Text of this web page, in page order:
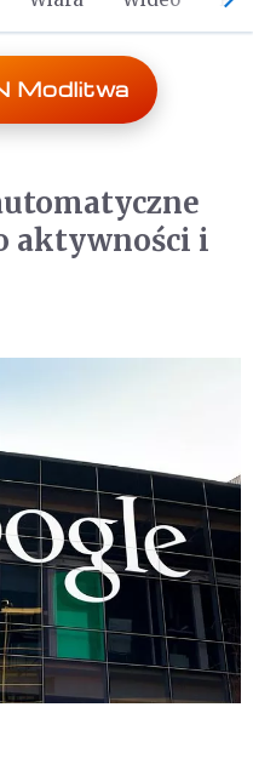
Modlitwa
aktywności i